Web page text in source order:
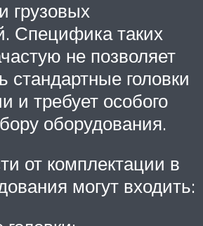
грузовых
Специфика таких
не позволяет
стандартные головки
и требует особого
оборудования.
от комплектации в
могут входить: